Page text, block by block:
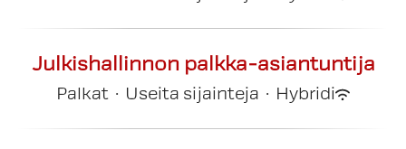
Julkishallinnon palkka-asiantuntija
Palkat · Useita sijainteja · Hybridi